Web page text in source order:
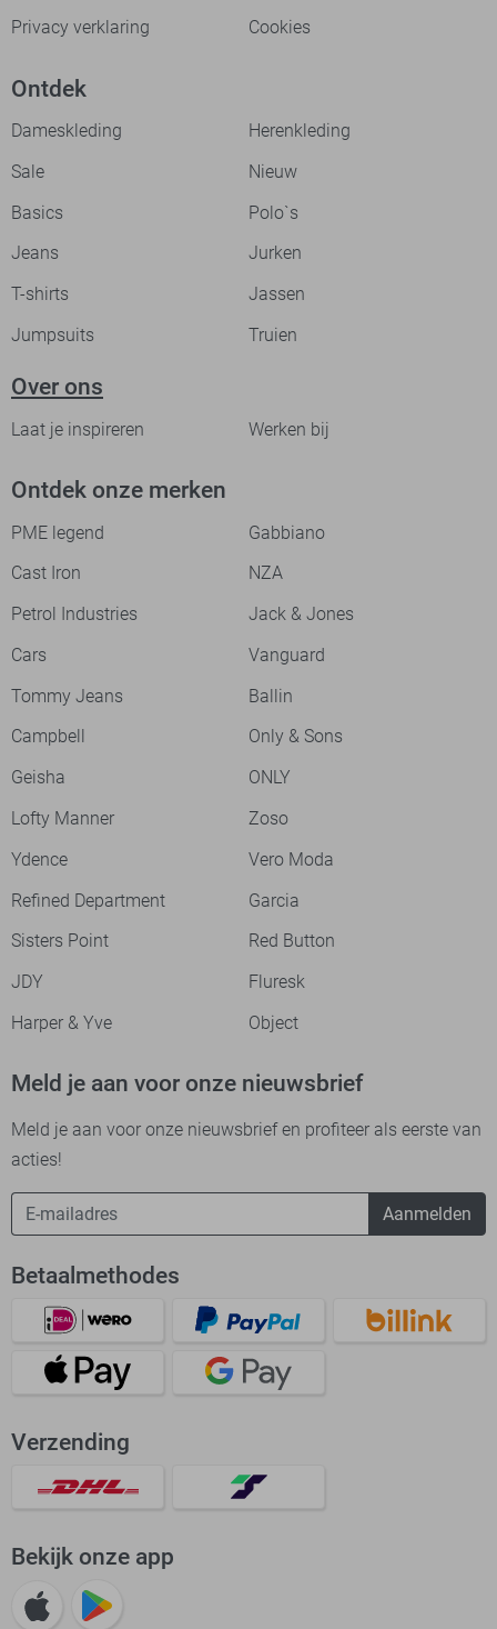
Privacy verklaring
Cookies
Ontdek
Dameskleding
Herenkleding
Sale
Nieuw
Basics
Polo`s
Jeans
Jurken
T-shirts
Jassen
Jumpsuits
Truien
Over ons
Laat je inspireren Werken bij
Ontdek onze merken
PME legend
Gabbiano
Cast Iron
NZA
Petrol Industries
Jack & Jones
Cars
Vanguard
Tommy Jeans
Ballin
Campbell
Only & Sons
Geisha
ONLY
Lofty Manner
Zoso
Ydence
Vero Moda
Refined Department
Garcia
Sisters Point
Red Button
JDY
Fluresk
Harper & Yve
Object
Meld je aan voor onze nieuwsbrief
Meld je aan voor onze nieuwsbrief en profiteer als eerste van
acties!
Aanmelden
Betaalmethodes
Verzending
Bekijk onze app